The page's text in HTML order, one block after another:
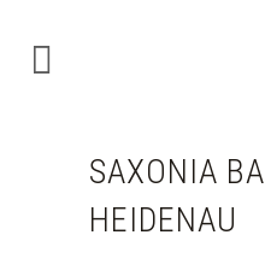
SAXONIA
HEIDENAU